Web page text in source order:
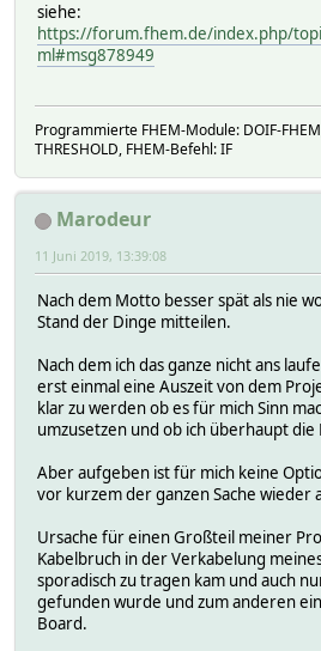
siehe:
https://forum.fhem.de/index.php/
ml#msg878949
Programmierte FHEM-Module: DOIF-
THRESHOLD, FHEM-Befehl: IF
Marodeur
11 Juni 2019, 13:39:08
Nach dem Motto besser spät als nie
Stand der Dinge mitteilen.
Nach dem ich das ganze nicht ans
erst einmal eine Auszeit von dem
klar zu werden ob es für mich Sinn
umzusetzen und ob ich überhaupt die
Aber aufgeben ist für mich keine
vor kurzem der ganzen Sache wieder
Ursache für einen Großteil meiner
Kabelbruch in der Verkabelung
sporadisch zu tragen kam und auch
gefunden wurde und zum anderen
Board.